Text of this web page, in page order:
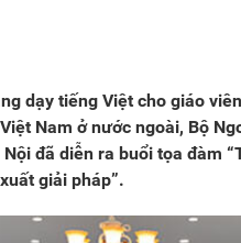
dạy tiếng Việt cho giáo
Nam ở nước ngoài, Bộ
đã diễn ra buổi tọa đàm
giải pháp”.